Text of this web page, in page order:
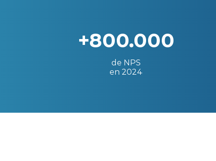
+800.000
de NPS
en 2024